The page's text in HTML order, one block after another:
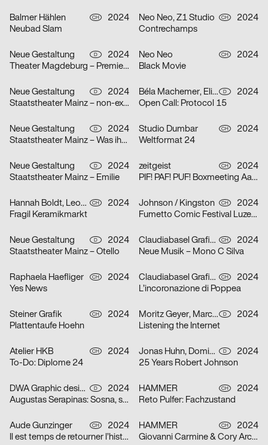
Balmer Hählen CH
2024
Neubad Slam
Neo Neo, Z1 Studio CH
2024
Contrechamps
Neue Gestaltung D
2024
Theater Magdeburg – Premierenplakate
Neo Neo CH
2024
Black Movie
Neue Gestaltung D
2024
Staatstheater Mainz – non-existent
Béla Machemer, Eli Zaza Moysiopoulou, Nora Veismann, Konstantin Wagner, Gerrit Ludwig D
2024
Open Call: Protocol 15
Neue Gestaltung D
2024
Staatstheater Mainz – Was ihr wollt
Studio Dumbar CH
2024
Weltformat 24
Neue Gestaltung D
2024
Staatstheater Mainz – Emilie
zeitgeist CH
2024
PIF! PAF! PUF! Boxmeeting Aarau
Hannah Boldt, Leonie Felber CH
2024
Fragil Keramikmarkt
Johnson / Kingston CH
2024
Fumetto Comic Festival Luzern
Neue Gestaltung D
2024
Staatstheater Mainz – Otello
Claudiabasel Grafik + Interaktion CH
2024
Neue Musik – Mono C Silva
Raphaela Haefliger CH
2024
Yes News
Claudiabasel Grafik + Interaktion CH
2024
L’incoronazione di Poppea
Steiner Grafik CH
2024
Plattentaufe Hoehn
Moritz Geyer, Marc Roecker D
2024
Listening the Internet
Atelier HKB CH
2024
To-Do: Diplome 24
Jonas Huhn, Dominik Keller, Michael Satter D
2024
25 Years Robert Johnson
DWA Graphic design department D
2024
Augustas Serapinas: Sosna, swierk i osika
HAMMER CH
2024
Reto Pulfer: Fachzustand
Aude Gunzinger CH
2024
Il est temps de retourner l’histoire
HAMMER CH
2024
Giovanni Carmine & Cory Arcangel: ALL I EAT IN A DAY